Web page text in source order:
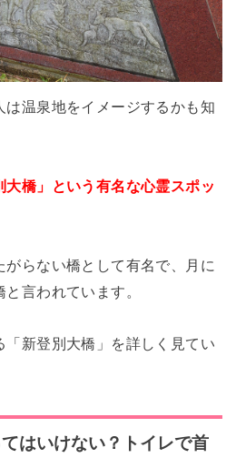
温泉地をイメージするかも知
大橋」という有名な心霊スポッ
らない橋として有名で、月に
言われています。
「新登別大橋」を詳しく見てい
はいけない？トイレで首